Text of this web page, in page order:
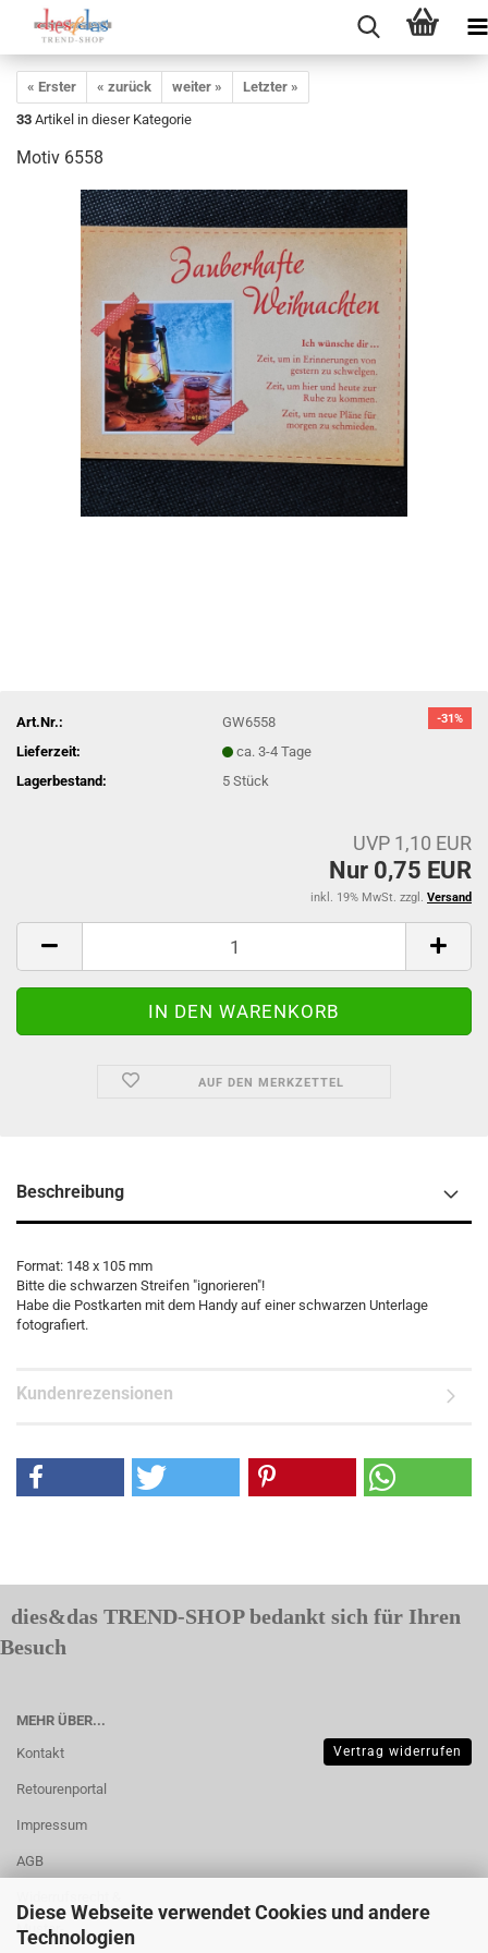
Diese Webseite verwendet Cookies und andere
Technologien
« Erster « zurück weiter »
Letzter »
33 Artikel in dieser Kategorie
Motiv 6558
-31%
Art.Nr.:
GW6558
Lieferzeit:
ca. 3-4 Tage
Lagerbestand:
5Stück
UVP 1,10 EUR
Nur 0,75 EUR
inkl. 19% MwSt. zzgl. Versand
AUF DEN MERKZETTEL
Beschreibung
Format: 148 x 105 mm
Bitte die schwarzen Streifen "ignorieren"!
Habe die Postkarten mit dem Handy auf einer schwarzen Unterlage
fotografiert.
Kundenrezensionen
dies&das TREND-SHOP bedankt sich für Ihren
Besuch
MEHR ÜBER...
Kontakt
Retourenportal
Impressum
AGB
Muster-
Vertrag widerrufen